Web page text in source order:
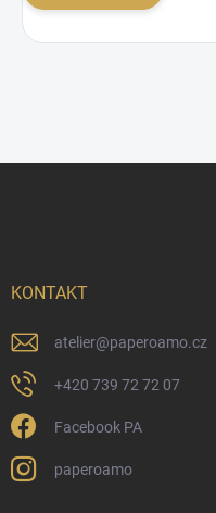
KONTAKT
atelier@paperoamo.cz
+420 739 72 72 07
Facebook PA
paperoamo